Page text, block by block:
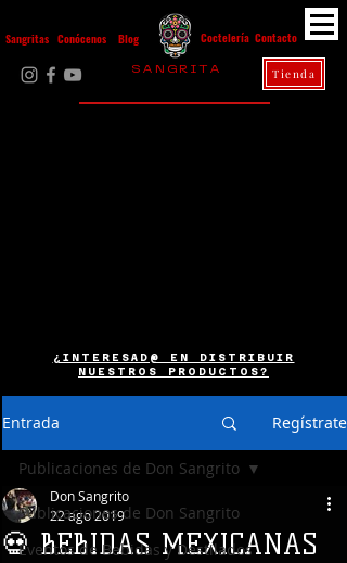
Sangritas Conócenos Contacto
Blog Coctelería
Tienda
S A N G R I T A
¿INTERESAD@ EN DISTRIBUIR
NUESTROS PRODUCTOS?
Entrada Regístrate
Publicaciones de Don Sangrito
Eventos de Bebidas y Destilados
Publicaciones de Don Sangrito
💀 BEBIDAS MEXICANAS
Don Sangrito
22 ago 2019